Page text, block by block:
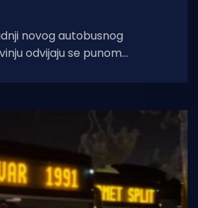
novog autobusnog
odvijaju se punom